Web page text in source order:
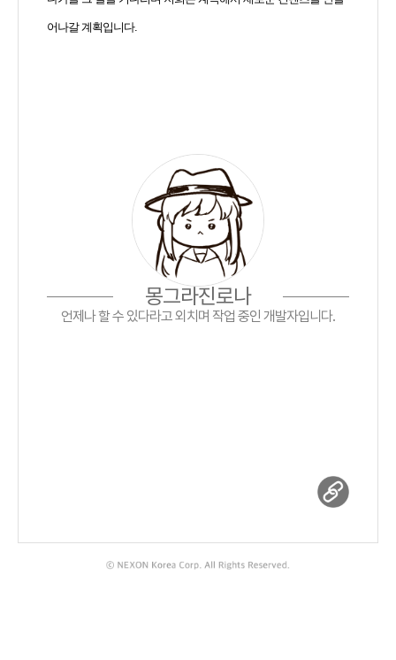
어나갈 계획입니다.
몽그라진로나
언제나 할 수 있다라고 외치며 작업 중인 개발자입니다.